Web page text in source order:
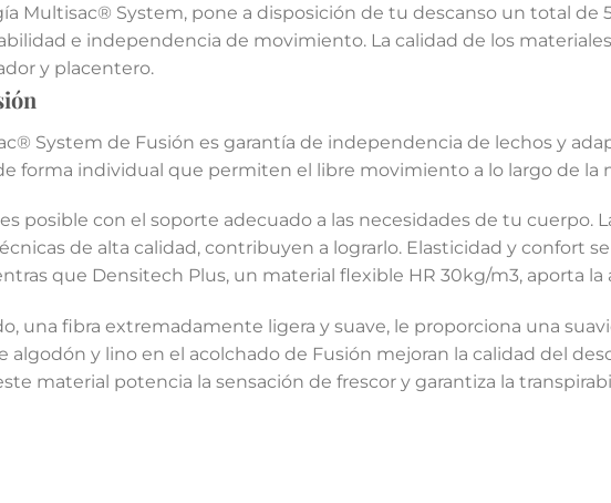
Multisac® System, pone a disposición de tu descanso un total de
e independencia de movimiento. La calidad de los
y placentero.
System de Fusión es garantía de independencia de lechos y
forma individual que permiten el libre movimiento a lo largo de la
posible con el soporte adecuado a las necesidades de tu cuerpo.
de alta calidad, contribuyen a lograrlo. Elasticidad y confort
que Densitech Plus, un material flexible HR 30kg/m3, aporta
una fibra extremadamente ligera y suave, le proporciona una
algodón y lino en el acolchado de Fusión mejoran la calidad del
material potencia la sensación de frescor y garantiza la